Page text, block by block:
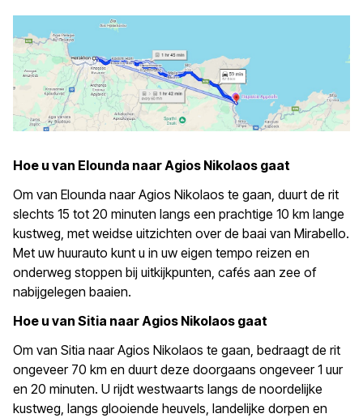
Hoe u van Elounda naar Agios Nikolaos gaat
Om van Elounda naar Agios Nikolaos te gaan, duurt de rit
slechts 15 tot 20 minuten langs een prachtige 10 km lange
kustweg, met weidse uitzichten over de baai van Mirabello.
Met uw huurauto kunt u in uw eigen tempo reizen en
onderweg stoppen bij uitkijkpunten, cafés aan zee of
nabijgelegen baaien.
Hoe u van Sitia naar Agios Nikolaos gaat
Om van Sitia naar Agios Nikolaos te gaan, bedraagt de rit
ongeveer 70 km en duurt deze doorgaans ongeveer 1 uur
en 20 minuten. U rijdt westwaarts langs de noordelijke
kustweg, langs glooiende heuvels, landelijke dorpen en